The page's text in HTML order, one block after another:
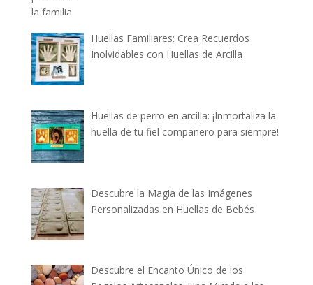
Huellas Familiares: Crea Recuerdos
Inolvidables con Huellas de Arcilla
Huellas de perro en arcilla: ¡Inmortaliza la
huella de tu fiel compañero para siempre!
Descubre la Magia de las Imágenes
Personalizadas en Huellas de Bebés
Descubre el Encanto Único de los